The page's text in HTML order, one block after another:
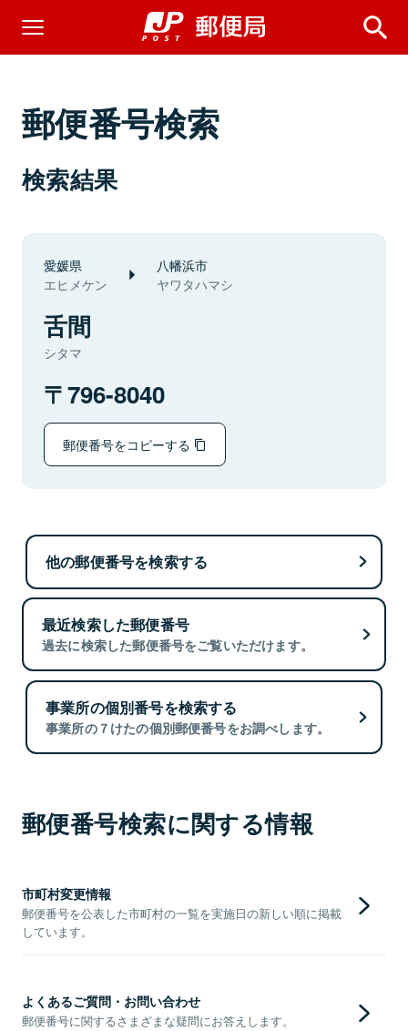
郵便番号検索
検索結果
愛媛県
エヒメケン
八幡浜市
ヤワタハマシ
舌間
シタマ
796-8040
郵便番号をコピーする
他の郵便番号を検索する
最近検索した郵便番号
過去に検索した郵便番号をご覧いただけます。
事業所の個別番号を検索する
事業所の７けたの個別郵便番号をお調べします。
郵便番号検索に関する情報
市町村変更情報
郵便番号を公表した市町村の一覧を実施日の新しい順に掲載
しています。
よくあるご質問・お問い合わせ
郵便番号に関するさまざまな疑問にお答えします。